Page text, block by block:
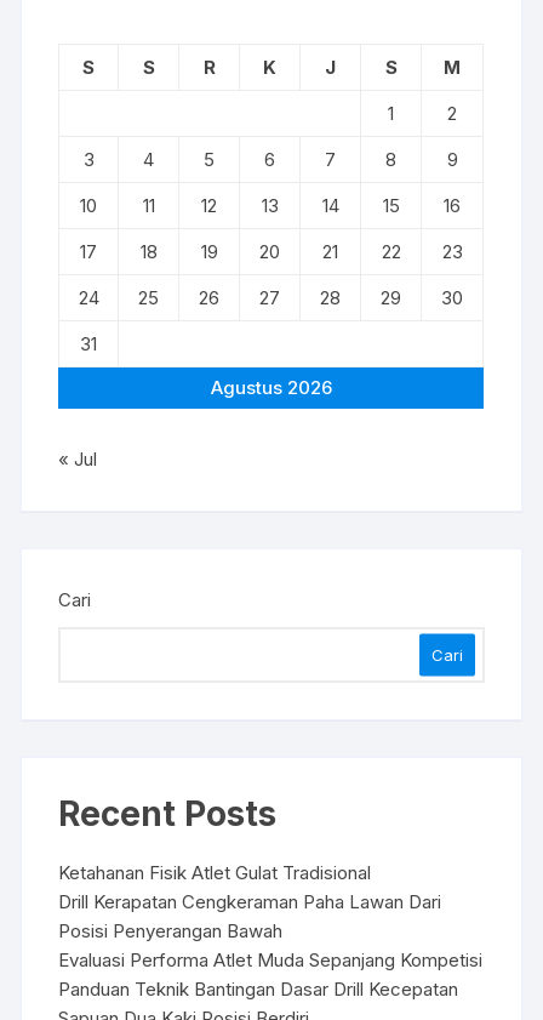
Agustus 2026
S S R K J S
M
1
2
3
4 5 6 7 8
9
10
11 12 13 14 15
16
17
18 19 20 21 22
23
24
25 26 27 28 29
30
31
« Jul
Cari
Cari
Recent Posts
Ketahanan Fisik Atlet Gulat Tradisional
Drill Kerapatan Cengkeraman Paha Lawan Dari
Posisi Penyerangan Bawah
Evaluasi Performa Atlet Muda Sepanjang Kompetisi
Panduan Teknik Bantingan Dasar Drill Kecepatan